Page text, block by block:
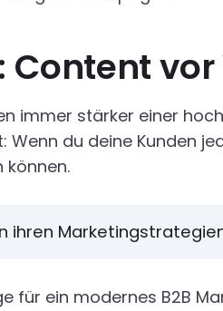
Content
immer stärker einer
Wenn du deine Kunden
ihren
für ein modernes B2B